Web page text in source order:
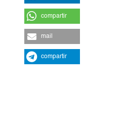
compartir
mail
compartir